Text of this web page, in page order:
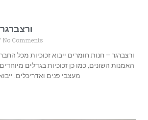
No Comments
ורצברגר – חנות חומרים ייבוא זכוכיות מכל
האמנות השונים, כמו כן זכוכיות בגדלים
מעצבי פנים ואדריכלים.